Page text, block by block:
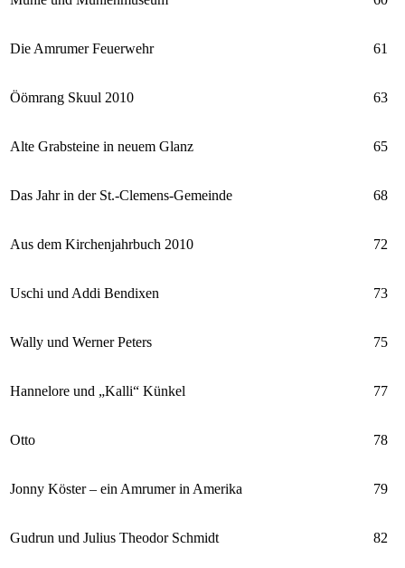
Die Amrumer Feuerwehr 61
Öömrang Skuul 2010 63
Alte Grabsteine in neuem Glanz 65
Das Jahr in der St.-Clemens-Gemeinde 68
Aus dem Kirchenjahrbuch 2010 72
Uschi und Addi Bendixen 73
Wally und Werner Peters 75
Hannelore und „Kalli“ Künkel 77
Otto 78
Jonny Köster – ein Amrumer in Amerika 79
Gudrun und Julius Theodor Schmidt 82